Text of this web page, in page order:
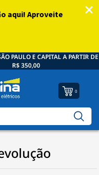
PAULO E CAPITAL A PARTIR DE
R$ 350,00
0